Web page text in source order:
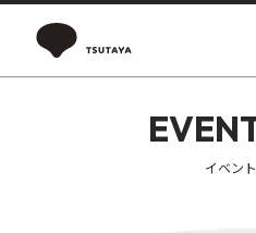
イベン